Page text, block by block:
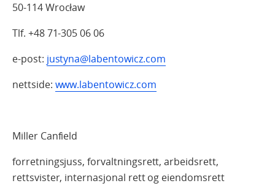
50-114 Wrocław
Tlf. +48 71-305 06 06
e-post: justyna@labentowicz.com
nettside: www.labentowicz.com
Miller Canfield
forretningsjuss, forvaltningsrett, arbeidsrett,
rettsvister, internasjonal rett og eiendomsrett